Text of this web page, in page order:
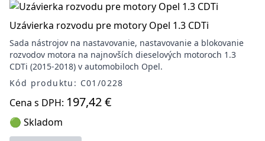
Uzávierka rozvodu pre motory Opel 1.3 CDTi
Sada nástrojov na nastavovanie, nastavovanie a blokovanie
rozvodov motora na najnovších dieselových motoroch 1.3
CDTi (2015-2018) v automobiloch Opel.
Kód produktu: C01/0228
Cena s DPH: 197,42 €
🟢 Skladom